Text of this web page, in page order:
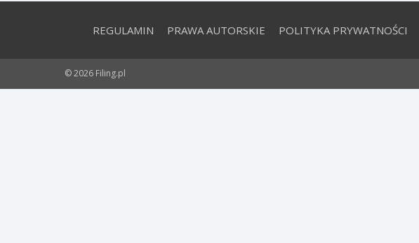
REGULAMIN PRAWA AUTORSKIE POLITYKA PRYWATNOŚCI
© 2026 Filing.pl